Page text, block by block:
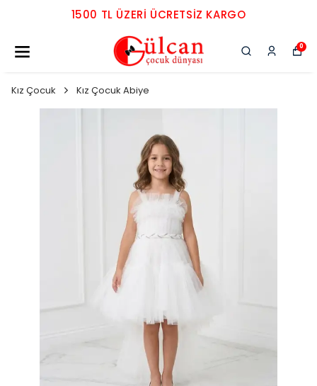
1500 TL ÜZERI ÜCRETSIZ KARGO
0
Kız Çocuk Kız Çocuk Abiye